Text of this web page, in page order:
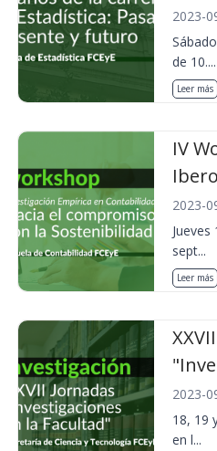
2023-
de 10....
Leer más
IV
2023-
Jueves
sept...
Leer más
2023-
18, 19
en l...